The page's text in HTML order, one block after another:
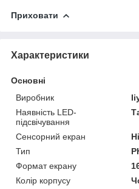
Приховати
Характеристики
Основні
Виробник
Наявність LED-
підсвічування
Сенсорний екран
Ні
Тип
Формат екрану
Колір корпусу